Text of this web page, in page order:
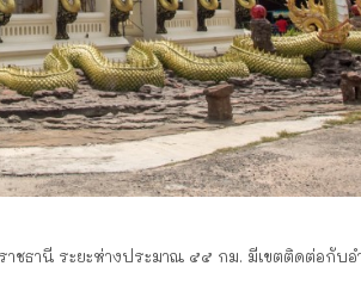
ธานี ระยะห่างประมาณ ๕๕ กม. มีเขตติดต่อกับอ